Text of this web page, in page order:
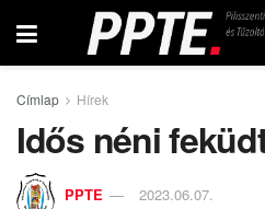
Címlap Hírek
Idős néni
PPTE 2023.06.07.